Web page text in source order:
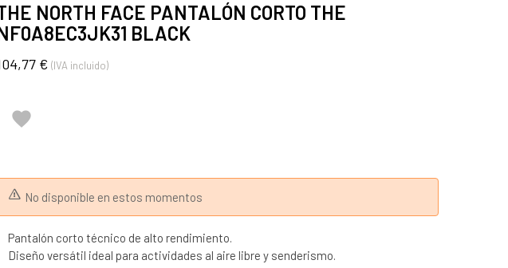
NORTH FACE PANTALÓN CORTO THE
BLACK
€ (IVA incluido)

No disponible en estos momentos
Pantalón corto técnico de alto rendimiento.
Diseño versátil ideal para actividades al aire libre y senderismo.